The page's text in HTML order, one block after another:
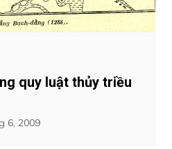
quy luật thủy triều
6, 2009